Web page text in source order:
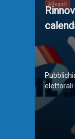
elettorali
Allegati